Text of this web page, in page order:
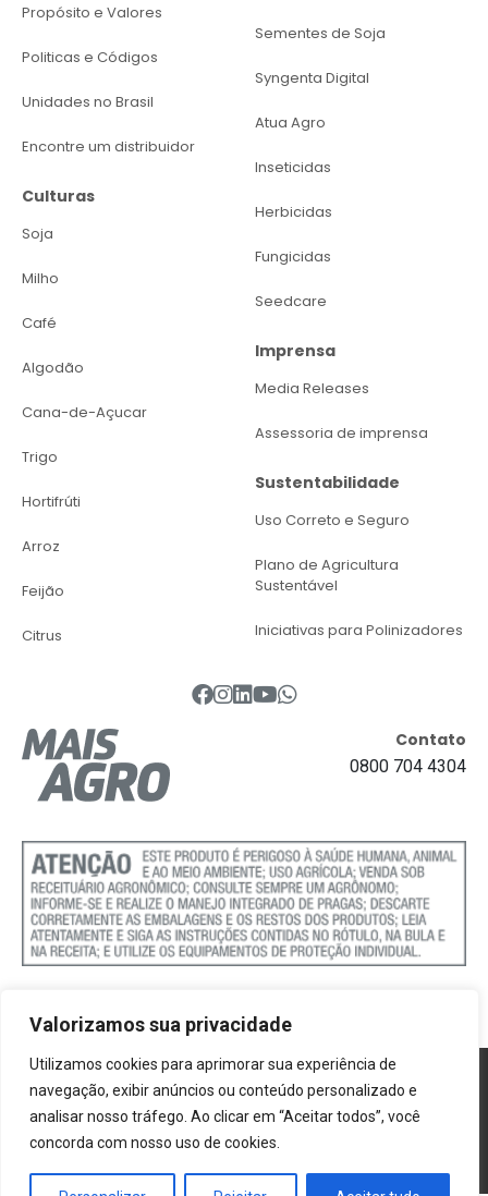
Valorizamos sua privacidade
Utilizamos cookies para aprimorar sua experiência de
navegação, exibir anúncios ou conteúdo personalizado e
analisar nosso tráfego. Ao clicar em “Aceitar todos”, você
concorda com nosso uso de cookies.
Propósito e Valores
Politicas e Códigos
Unidades no Brasil
Encontre um distribuidor
Culturas
Soja
Milho
Café
Algodão
Cana-de-Açucar
Trigo
Hortifrúti
Arroz
Feijão
Citrus
Sementes de Soja
Syngenta Digital
Atua Agro
Inseticidas
Herbicidas
Fungicidas
Seedcare
Imprensa
Media Releases
Assessoria de imprensa
Sustentabilidade
Uso Correto e Seguro
Plano de Agricultura
Sustentável
Iniciativas para Polinizadores
Contato
0800 704 4304
Política de Cookies
Termos e Condições